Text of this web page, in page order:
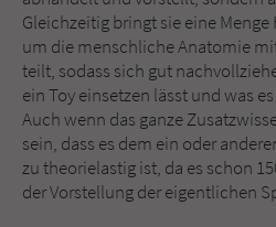
Gleichzeitig bringt sie eine
um die menschliche Anatomie
teilt, sodass sich gut
ein Toy einsetzen lässt und was
Auch wenn das ganze
sein, dass es dem ein oder
zu theorielastig ist, da es schon
der Vorstellung der eigentlichen